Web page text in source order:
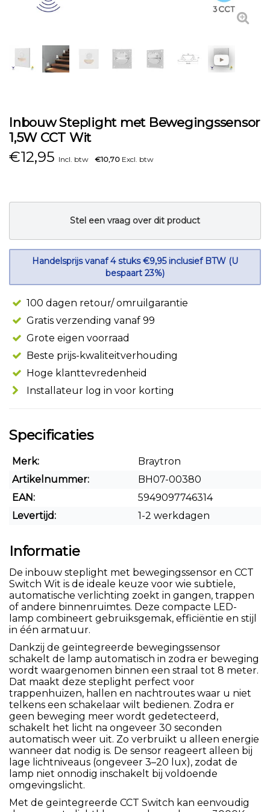
Inbouw Steplight met Bewegingssensor
1,5W CCT Wit
€12,95 Incl. btw €10,70 Excl. btw
Stel een vraag over dit product
Handelsprijs vanaf 4 stuks €9,95 inclusief BTW (U
bespaart 23%)
100 dagen retour/ omruilgarantie
Gratis verzending vanaf 99
Grote eigen voorraad
Beste prijs-kwaliteitverhouding
Hoge klanttevredenheid
Installateur log in voor korting
Specificaties
Merk:
Braytron
Artikelnummer:
BH07-00380
EAN:
5949097746314
Levertijd:
1-2 werkdagen
Informatie
De inbouw steplight met bewegingssensor en CCT
Switch Wit is de ideale keuze voor wie subtiele,
automatische verlichting zoekt in gangen, trappen
of andere binnenruimtes. Deze compacte LED-
lamp combineert gebruiksgemak, efficiëntie en stijl
in één armatuur.
Dankzij de geïntegreerde bewegingssensor
schakelt de lamp automatisch in zodra er beweging
wordt waargenomen binnen een straal tot 8 meter.
Dat maakt deze steplight perfect voor
trappenhuizen, hallen en nachtroutes waar u niet
telkens een schakelaar wilt bedienen. Zodra er
geen beweging meer wordt gedetecteerd,
schakelt het licht na ongeveer 30 seconden
automatisch weer uit. Zo verbruikt u alleen energie
wanneer dat nodig is. De sensor reageert alleen bij
lage lichtniveaus (ongeveer 3–20 lux), zodat de
lamp niet onnodig inschakelt bij voldoende
omgevingslicht.
Met de geïntegreerde CCT Switch kan eenvoudig